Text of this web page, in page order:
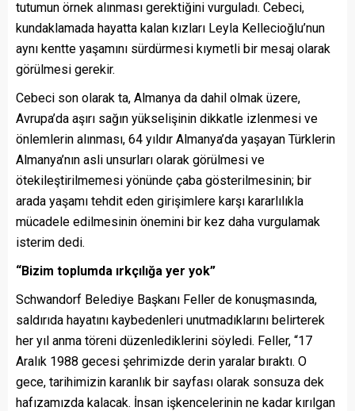
tutumun örnek alınması gerektiğini vurguladı. Cebeci,
kundaklamada hayatta kalan kızları Leyla Kellecioğlu’nun
aynı kentte yaşamını sürdürmesi kıymetli bir mesaj olarak
görülmesi gerekir.
Cebeci son olarak ta, Almanya da dahil olmak üzere,
Avrupa’da aşırı sağın yükselişinin dikkatle izlenmesi ve
önlemlerin alınması, 64 yıldır Almanya’da yaşayan Türklerin
Almanya’nın asli unsurları olarak görülmesi ve
ötekileştirilmemesi yönünde çaba gösterilmesinin; bir
arada yaşamı tehdit eden girişimlere karşı kararlılıkla
mücadele edilmesinin önemini bir kez daha vurgulamak
isterim dedi.
“Bizim toplumda ırkçılığa yer yok”
Schwandorf Belediye Başkanı Feller de konuşmasında,
saldırıda hayatını kaybedenleri unutmadıklarını belirterek
her yıl anma töreni düzenlediklerini söyledi. Feller, “17
Aralık 1988 gecesi şehrimizde derin yaralar bıraktı. O
gece, tarihimizin karanlık bir sayfası olarak sonsuza dek
hafızamızda kalacak. İnsan işkencelerinin ne kadar kırılgan